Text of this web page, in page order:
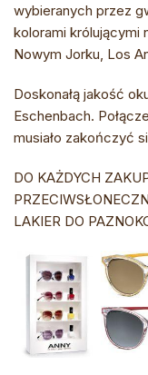
wybieranych przez
kolorami królującymi
Nowym Jorku, Los
Doskonałą jakość
Eschenbach.
musiało zakończyć
DO KAŻDYCH
LAKIER DO